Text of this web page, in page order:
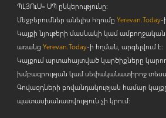
ՊԼՅՈւՍ» ՍՊ ընկերությունը։
Մեջբերումներ անելիս հղումը Yerevan.Today-
Կայքի նյութերի մասնակի կամ
առանց Yerevan.Today-ի հղման, արգելվում է:
Կայքում արտահայտված կարծիքները կարող
խմբագրության կամ սեփականատիրոջ
Գովազդների բովանդակության համար
պատասխանատվություն չի կրում: